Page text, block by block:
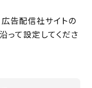
告配信社サイトの
って設定してくださ